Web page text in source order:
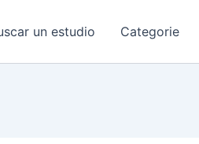
un estudio Categorie